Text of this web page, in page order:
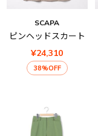
SCAPA
ピンヘッドスカート
¥24,310
38%OFF